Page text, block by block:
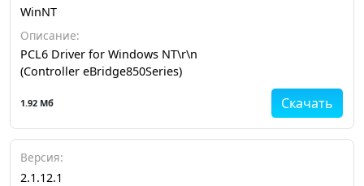
WinNT
Описание:
PCL6 Driver for Windows NT\r\n
(Controller eBridge850Series)
Скачать
1.92 Мб
Версия:
2.1.12.1